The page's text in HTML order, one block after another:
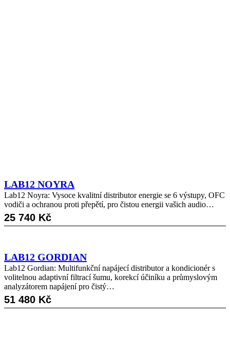
LAB12 NOYRA
Lab12 Noyra: Vysoce kvalitní distributor energie se 6 výstupy, OFC
vodiči a ochranou proti přepětí, pro čistou energii vašich audio…
25 740 Kč
LAB12 GORDIAN
Lab12 Gordian: Multifunkční napájecí distributor a kondicionér s
volitelnou adaptivní filtrací šumu, korekcí účiníku a průmyslovým
analyzátorem napájení pro čistý…
51 480 Kč